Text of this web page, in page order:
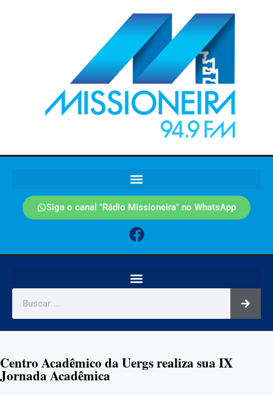
Siga o canal "Rádio Missioneira" no WhatsApp
Centro Acadêmico da Uergs realiza sua IX
Jornada Acadêmica